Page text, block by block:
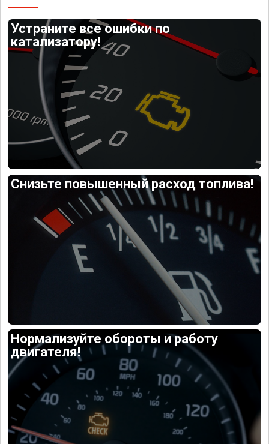
Устраните все ошибки по
катализатору!
Снизьте повышенный расход топлива!
Нормализуйте обороты и работу
двигателя!